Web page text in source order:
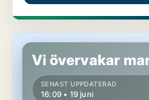
Butikslokal i Enköping
Vi övervakar
SENAST UPPDATERAD
16:09 • 19 juni